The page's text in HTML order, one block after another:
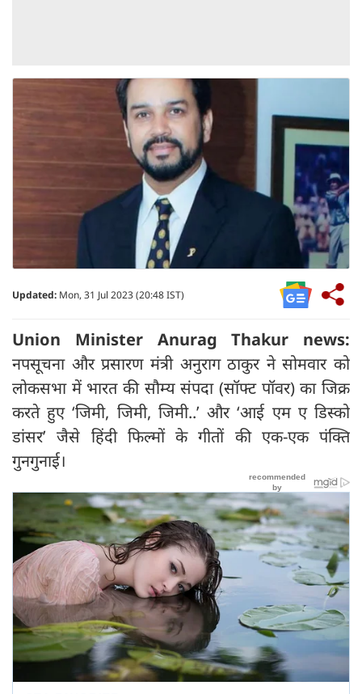
Updated: Mon, 31 Jul 2023 (20:48 IST)
Union Minister Anurag Thakur news:
नपसूचना और प्रसारण मंत्री अनुराग ठाकुर ने सोमवार को
लोकसभा में भारत की सौम्य संपदा (सॉफ्ट पॉवर) का जिक्र
करते हुए ‘जिमी, जिमी, जिमी..’ और ‘आई एम ए डिस्को
डांसर’ जैसे हिंदी फिल्मों के गीतों की एक-एक पंक्ति
गुनगुनाई।